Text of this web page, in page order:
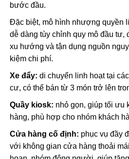
bước đầu.
Đặc biệt, mô hình nhượng quyền
dễ dàng tùy chỉnh quy mô đầu tư,
xu hướng và tận dụng nguồn
kiệm chi phí.
Xe đẩy: di chuyển linh hoạt tại
cư, có thể bán từ 3 món trở lên
Quầy kiosk: nhỏ gọn, giúp tối ưu
hàng, phù hợp cho nhóm khách
Cửa hàng cố định: phục vụ đầy
với không gian cửa hàng thoải